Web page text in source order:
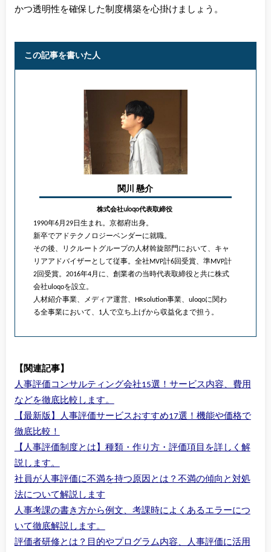
かつ透明性を確保した制度構築を心掛けましょう。
この記事を書いた人
関川 懸介
株式会社uloqo代表取締役
1990年6月29日生まれ。京都府出身。
新卒でアドテクノロジーベンダーに就職。
その後、リクルートグループの人材斡旋部門において、キャ
リアアドバイザーとして従事。全社MVP計6回受賞、準MVP計
2回受賞。2016年4月に、創業者の当時代表取締役と共に株式
会社uloqoを設立。
人材紹介事業、メディア運営、HRsolution事業、uloqoに関わ
る全事業において、1人で立ち上げから収益化まで担う。
【関連記事】
人事評価コンサルティング会社15選！サービス内容、費用
などを徹底比較します。
【最新版】人事評価サービスおすすめ17選！機能や価格で
徹底比較！
【人事評価制度とは】種類・作り方・評価項目を詳しく解
説します。
社員が人事評価に不満を持つ原因とは？不満の傾向と対処
法について解説します
人事考課の書き方から例文、考課時によくあるエラーにつ
いて徹底解説します。
評価者研修とは？目的やプログラム内容、人事評価に活用